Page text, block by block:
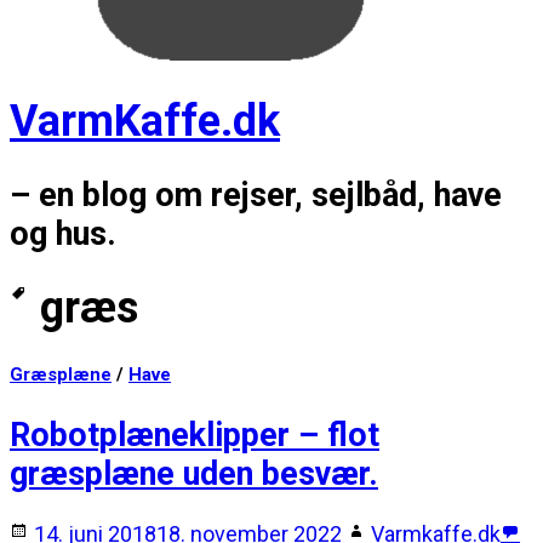
VarmKaffe.dk
– en blog om rejser, sejlbåd, have
og hus.
græs
Græsplæne / Have
Robotplæneklipper – flot
græsplæne uden besvær.
14. juni 201818. november 2022 Varmkaffe.dk